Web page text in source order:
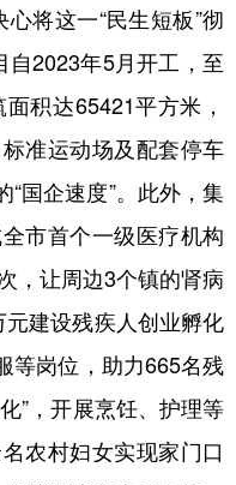
将这一“民生短板”彻
自2023年5月开工，至
积达65421平方米，
准运动场及配套停车
国企速度”。此外，集
市首个一级医疗机构
，让周边3个镇的肾病
建设残疾人创业孵化
等岗位，助力665名残
”，开展烹饪、护理等
农村妇女实现家门口